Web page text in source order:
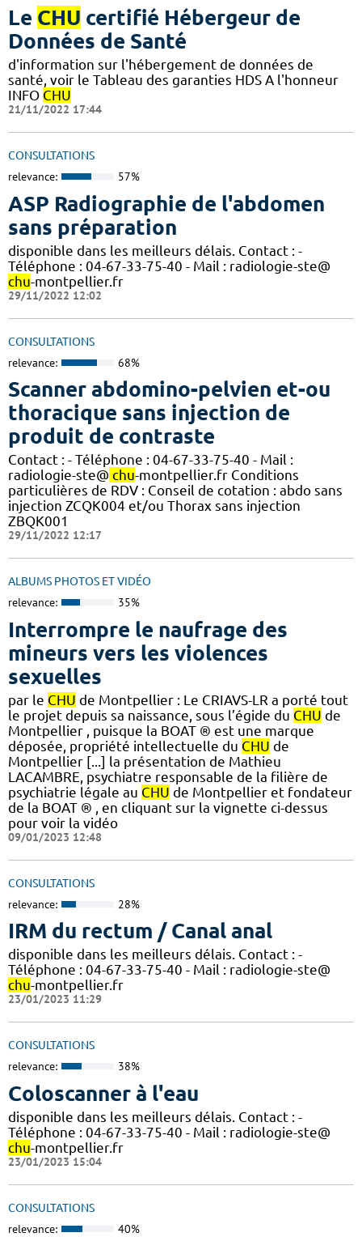
Le CHU certifié Hébergeur de
Données de Santé
d'information sur l'hébergement de données de
santé, voir le Tableau des garanties HDS A l'honneur
INFO CHU
21/11/2022 17:44
CONSULTATIONS
relevance: 57%
ASP Radiographie de l'abdomen
sans préparation
disponible dans les meilleurs délais. Contact : -
Téléphone : 04-67-33-75-40 - Mail : radiologie-ste@
chu-montpellier.fr
29/11/2022 12:02
CONSULTATIONS
relevance: 68%
Scanner abdomino-pelvien et-ou
thoracique sans injection de
produit de contraste
Contact : - Téléphone : 04-67-33-75-40 - Mail :
radiologie-ste@ chu-montpellier.fr Conditions
particulières de RDV : Conseil de cotation : abdo sans
injection ZCQK004 et/ou Thorax sans injection
ZBQK001
29/11/2022 12:17
ALBUMS PHOTOS ET VIDÉO
relevance: 35%
Interrompre le naufrage des
mineurs vers les violences
sexuelles
par le CHU de Montpellier : Le CRIAVS-LR a porté tout
le projet depuis sa naissance, sous l’égide du CHU de
Montpellier , puisque la BOAT ® est une marque
déposée, propriété intellectuelle du CHU de
Montpellier [...] la présentation de Mathieu
LACAMBRE, psychiatre responsable de la filière de
psychiatrie légale au CHU de Montpellier et fondateur
de la BOAT ® , en cliquant sur la vignette ci-dessus
pour voir la vidéo
09/01/2023 12:48
CONSULTATIONS
relevance: 28%
IRM du rectum / Canal anal
disponible dans les meilleurs délais. Contact : -
Téléphone : 04-67-33-75-40 - Mail : radiologie-ste@
chu-montpellier.fr
23/01/2023 11:29
CONSULTATIONS
relevance: 38%
Coloscanner à l'eau
disponible dans les meilleurs délais. Contact : -
Téléphone : 04-67-33-75-40 - Mail : radiologie-ste@
chu-montpellier.fr
23/01/2023 15:04
CONSULTATIONS
relevance: 40%